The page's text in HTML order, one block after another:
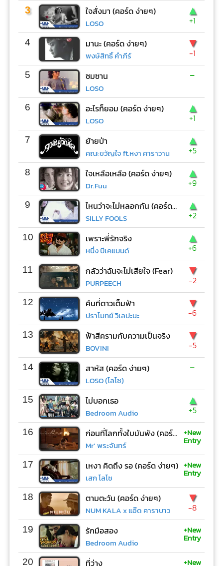
3 ใจสั่งมา (คอร์ด ง่ายๆ)
LOSO
▲
+1
4 มานะ (คอร์ด ง่ายๆ)
พงษ์สิทธิ์ คำภีร์
▼
-1
5 ซมซาน
LOSO
-
6 อะไรก็ยอม (คอร์ด ง่ายๆ)
LOSO
▲
+1
7 ย้ายป่า
คณะขวัญใจ ft.หงา คาราวาน
▲
+5
8 ใจเหลือเหลือ (คอร์ด ง่ายๆ)
Dr.Fuu
▲
+9
9 ไหนว่าจะไม่หลอกกัน (คอร์ด ง่ายๆ)
SILLY FOOLS
▲
+2
10 เพราะพี่รักจริง
หนึ่ง บีเคแบนด์
▲
+6
11 กลัวว่าฉันจะไม่เสียใจ (Fear)
PURPEECH
▼
-2
12 คืนที่ดาวเต็มฟ้า
ปราโมทย์ วิเลปะนะ
▼
-6
13 ฟ้าสีครามกับความเป็นจริง
BOVINI
▼
-5
14 สาหัส (คอร์ด ง่ายๆ)
LOSO (โลโซ)
-
15 ไม่บอกเธอ
Bedroom Audio
▲
+5
16 ก่อนที่โลกทั้งใบมันพัง (คอร์ด ง่ายๆ)
Mr’ พระจันทร์
+New
Entry
17 เหงา คิดถึง รอ (คอร์ด ง่ายๆ)
เสก โลโซ
+New
Entry
18 ตามตะวัน (คอร์ด ง่ายๆ)
NUM KALA x แอ๊ด คาราบาว
▼
-8
19 รักมือสอง
Bedroom Audio
+New
Entry
20 ที่ว่าง +New